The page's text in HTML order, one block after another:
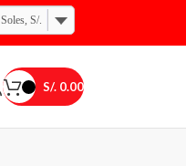
Soles, S/.
S/. 0.00